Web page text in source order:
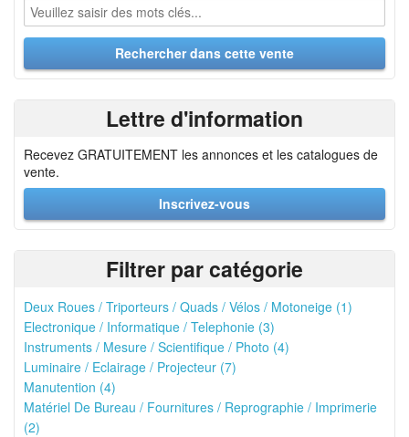
Lettre d'information
Recevez GRATUITEMENT les annonces et les catalogues de
vente.
Inscrivez-vous
Filtrer par catégorie
Deux Roues / Triporteurs / Quads / Vélos / Motoneige (1)
Electronique / Informatique / Telephonie (3)
Instruments / Mesure / Scientifique / Photo (4)
Luminaire / Eclairage / Projecteur (7)
Manutention (4)
Matériel De Bureau / Fournitures / Reprographie / Imprimerie
(2)